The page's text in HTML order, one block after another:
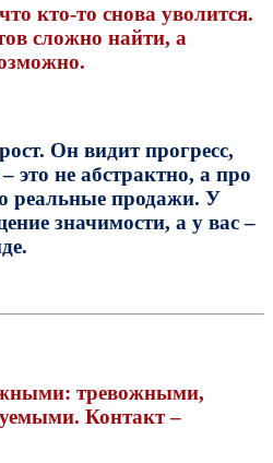
кто-то снова уволится.
сложно найти, а
Он видит прогресс,
это не абстрактно, а про
реальные продажи. У
значимости, а у вас –
тревожными,
Контакт –